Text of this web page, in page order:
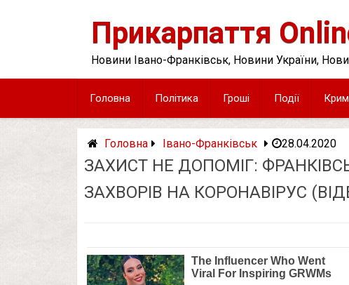
Прикарпаття
Новини Івано-Франківськ, Новини України,
Головна Політика Гроші Події
Головна Івано-Франківськ 28.04.2020
ЗАХИСТ НЕ ДОПОМІГ:
ЗАХВОРІВ НА КОРОНАВІРУС